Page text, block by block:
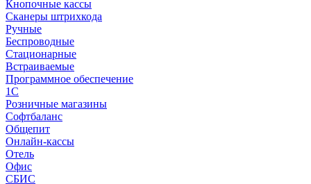
Кнопочные кассы
Сканеры штрихкода
Ручные
Беспроводные
Стационарные
Встраиваемые
Программное обеспечение
1С
Розничные магазины
Софтбаланс
Общепит
Онлайн-кассы
Отель
Офис
СБИС